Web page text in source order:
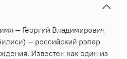
— Георгий Владимирович
— российский рэпер
Известен как один из